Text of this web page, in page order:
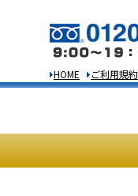
HOME ご利用規約